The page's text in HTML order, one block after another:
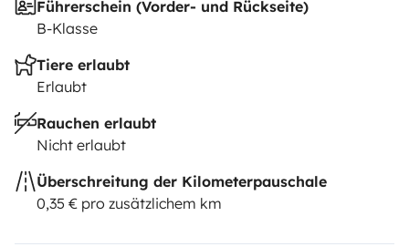
Führerschein (Vorder- und Rückseite)
B-Klasse
Tiere erlaubt
Erlaubt
Rauchen erlaubt
Nicht erlaubt
Überschreitung der Kilometerpauschale
0,35 € pro zusätzlichem km